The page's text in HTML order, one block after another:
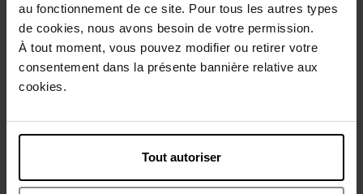
au fonctionnement de ce site. Pour tous les autres types
de cookies, nous avons besoin de votre permission.
À tout moment, vous pouvez modifier ou retirer votre
consentement dans la présente bannière relative aux
cookies.
Tout autoriser
Description
Caractéristiques